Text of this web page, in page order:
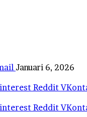
Januari 6, 2026
Reddit
Reddit